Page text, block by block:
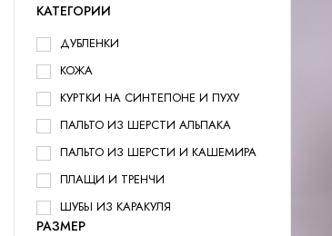
КАТЕГОРИИ
ДУБЛЕНКИ
КОЖА
КУРТКИ НА СИНТЕПОНЕ И ПУХУ
ПАЛЬТО ИЗ ШЕРСТИ АЛЬПАКА
ПАЛЬТО ИЗ ШЕРСТИ И КАШЕМИРА
ПЛАЩИ И ТРЕНЧИ
ШУБЫ ИЗ КАРАКУЛЯ
РАЗМЕР